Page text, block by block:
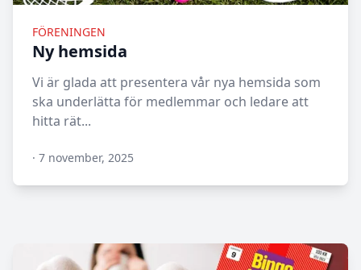
FÖRENINGEN
Ny hemsida
Vi är glada att presentera vår nya hemsida som
ska underlätta för medlemmar och ledare att
hitta rät...
N/A
· 7 november, 2025